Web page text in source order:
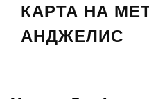
КАРТА НА
АНДЖЕЛИС